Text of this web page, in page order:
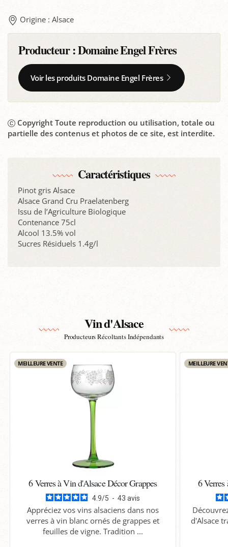
Origine : Alsace
Producteur :Domaine Engel Frères
Voir les produits Domaine Engel Frères
Copyright Toute reproduction ou utilisation, totale ou
partielle des contenus et photos de ce site, est interdite.
Caractéristiques
Pinot gris Alsace
Alsace Grand Cru Praelatenberg
Issu de l’Agriculture Biologique
Contenance 75cl
Alcool 13.5% vol
Sucres Résiduels 1.4g/l
Vin d'Alsace
Producteurs Récoltants Indépendants
MEILLEURE VENTE
6 Verres à Vin d'Alsace Décor Grappes
4.9/5 - 43 avis
Appréciez vos vins alsaciens dans nos
verres à vin blanc ornés de grappes et
feuilles de vigne. Tradition ...
MEILLEURE
6
d'Alsace